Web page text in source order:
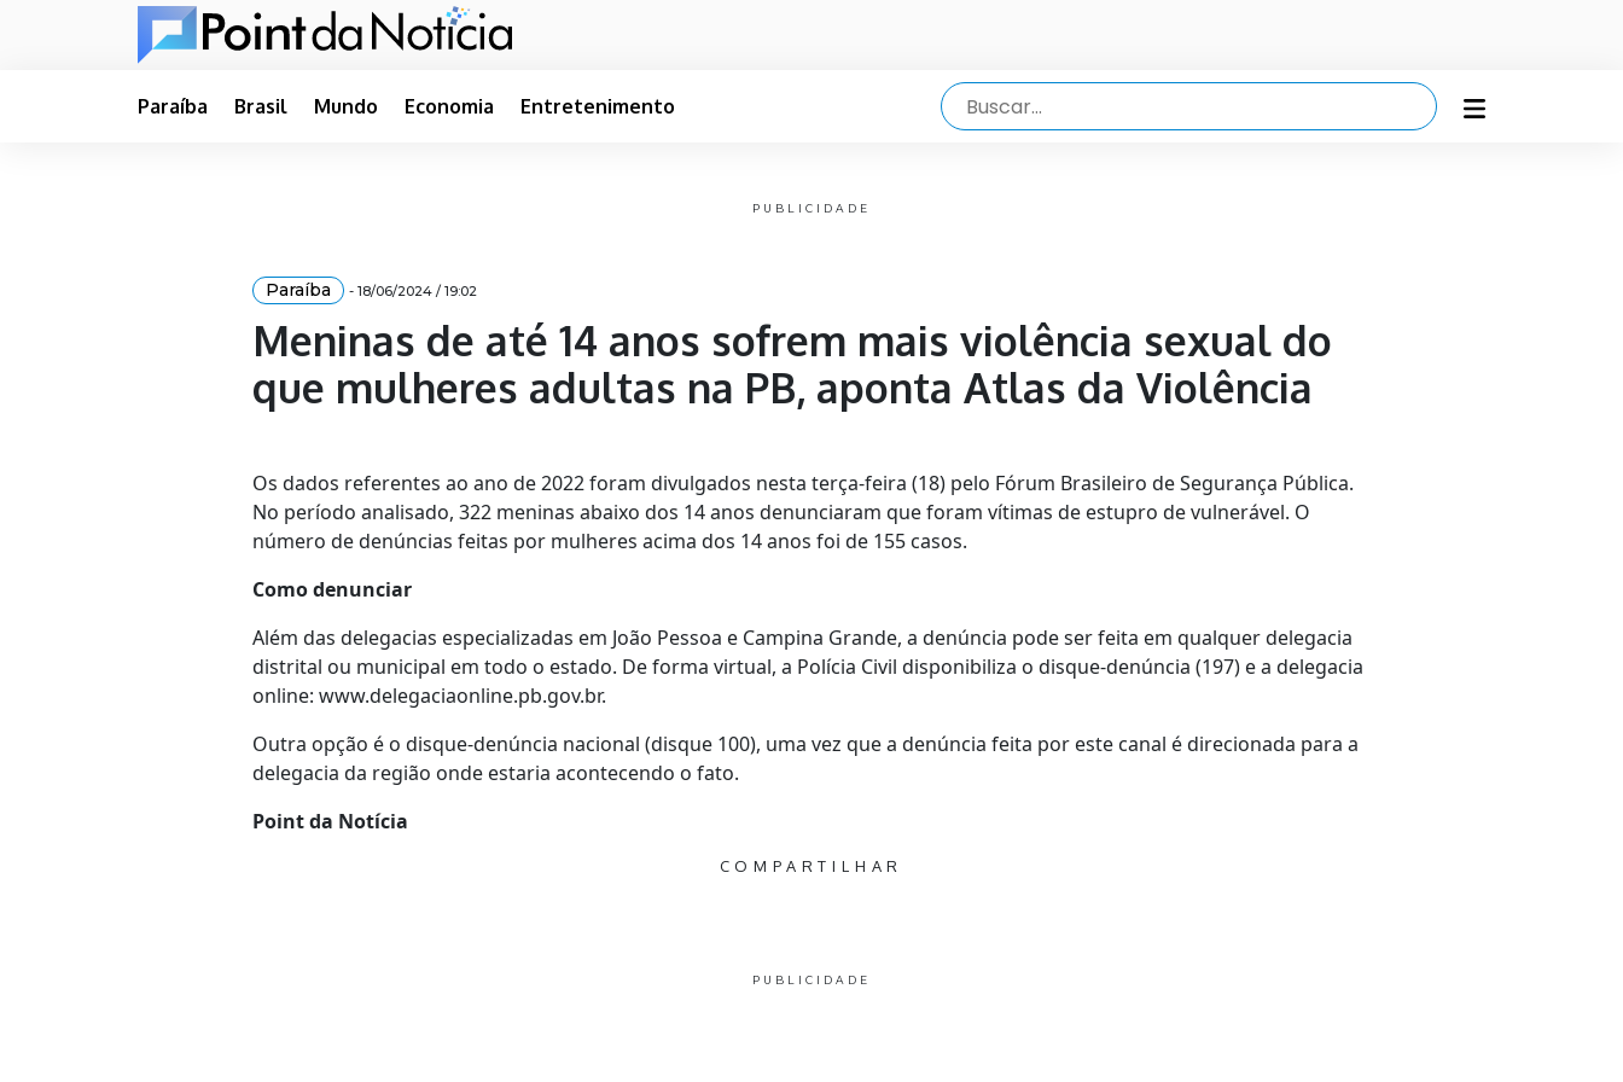
Paraíba Brasil Mundo Economia Entretenimento
PUBLICIDADE
Paraíba - 18/06/2024 / 19:02
Meninas de até 14 anos sofrem mais violência sexual do
que mulheres adultas na PB, aponta Atlas da Violência
Os dados referentes ao ano de 2022 foram divulgados nesta terça-feira (18) pelo Fórum Brasileiro de Segurança Pública.
No período analisado, 322 meninas abaixo dos 14 anos denunciaram que foram vítimas de estupro de vulnerável. O
número de denúncias feitas por mulheres acima dos 14 anos foi de 155 casos.
Como denunciar
Além das delegacias especializadas em João Pessoa e Campina Grande, a denúncia pode ser feita em qualquer delegacia
distrital ou municipal em todo o estado. De forma virtual, a Polícia Civil disponibiliza o disque-denúncia (197) e a delegacia
online: www.delegaciaonline.pb.gov.br.
Outra opção é o disque-denúncia nacional (disque 100), uma vez que a denúncia feita por este canal é direcionada para a
delegacia da região onde estaria acontecendo o fato.
Point da Notícia
COMPARTILHAR
PUBLICIDADE